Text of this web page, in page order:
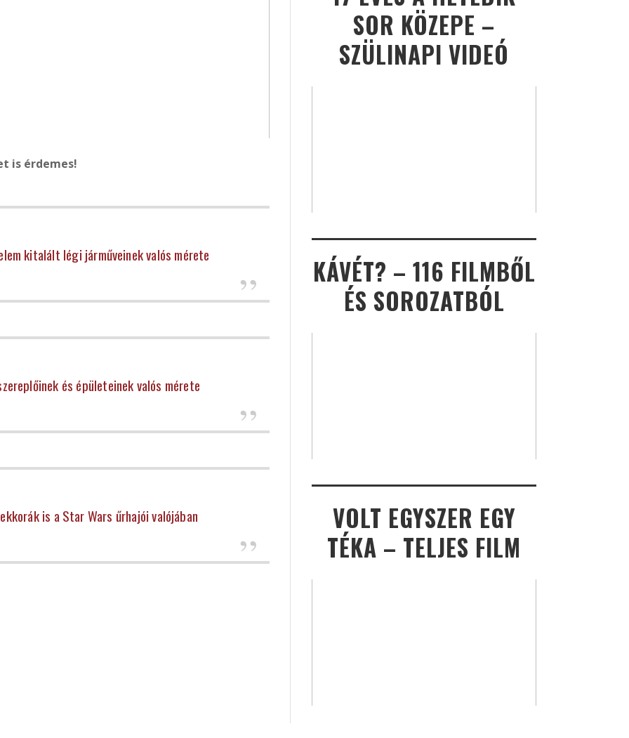
is érdemes!
kitalált légi járműveinek valós mérete
és épületeinek valós mérete
is a Star Wars űrhajói valójában
SOR KÖZEPE –
SZÜLINAPI VIDEÓ
KÁVÉT? – 116 FILMBŐL
ÉS SOROZATBÓL
VOLT EGYSZER EGY
TÉKA – TELJES FILM